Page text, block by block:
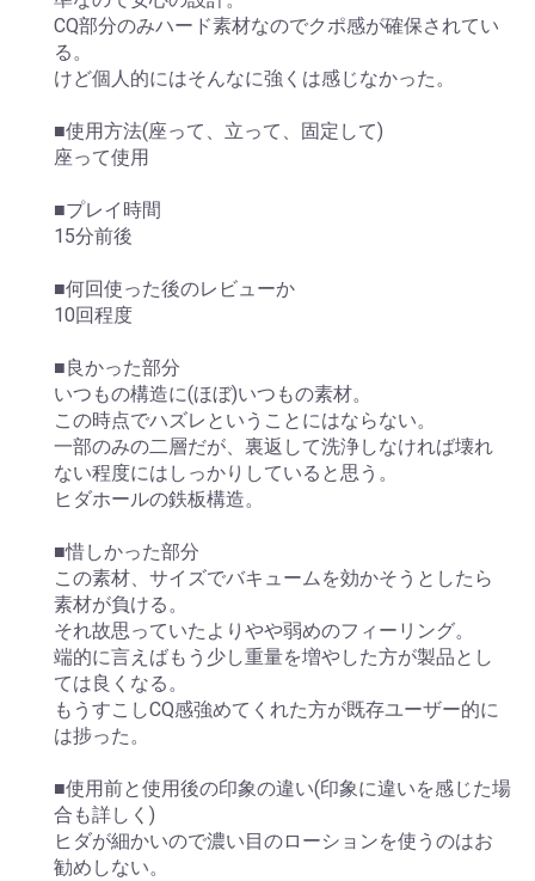
CQ部分のみハード素材なのでクポ感が確保されてい
る。
けど個人的にはそんなに強くは感じなかった。
■使用方法(座って、立って、固定して)
座って使用
■プレイ時間
15分前後
■何回使った後のレビューか
10回程度
■良かった部分
いつもの構造に(ほぼ)いつもの素材。
この時点でハズレということにはならない。
一部のみの二層だが、裏返して洗浄しなければ壊れ
ない程度にはしっかりしていると思う。
ヒダホールの鉄板構造。
■惜しかった部分
この素材、サイズでバキュームを効かそうとしたら
素材が負ける。
それ故思っていたよりやや弱めのフィーリング。
端的に言えばもう少し重量を増やした方が製品とし
ては良くなる。
もうすこしCQ感強めてくれた方が既存ユーザー的に
は捗った。
■使用前と使用後の印象の違い(印象に違いを感じた場
合も詳しく)
ヒダが細かいので濃い目のローションを使うのはお
勧めしない。